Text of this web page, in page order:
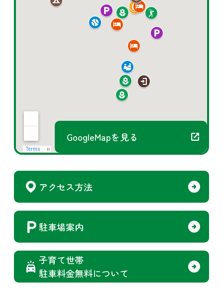
GoogleMapを見る
アクセス方法
駐車場案内
子育て世帯
駐車料金無料について